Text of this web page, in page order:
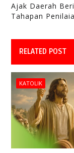
Ajak Daerah
Tahapan
RELATED POST
KATOLIK